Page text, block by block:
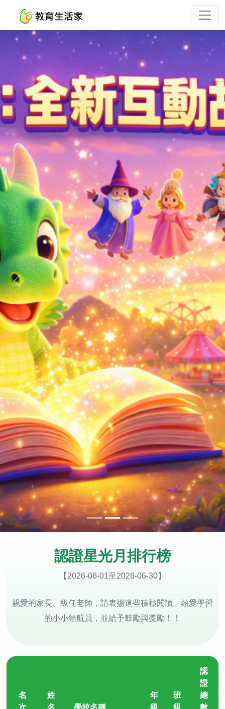
上一張 下一
認證星光月排行榜
【2026-06-01至2026-06-30】
親愛的家長、級任老師，請表揚這些積極閱讀、熱愛學習
的小小領航員，並給予鼓勵與獎勵！！
名
次
姓
名
學校名稱
年
級
班
級
認
證
總
數